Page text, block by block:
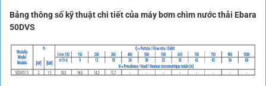
Bảng thông số kỹ thuật chi tiết của máy bơm chìm nước thải Ebara
50DVS